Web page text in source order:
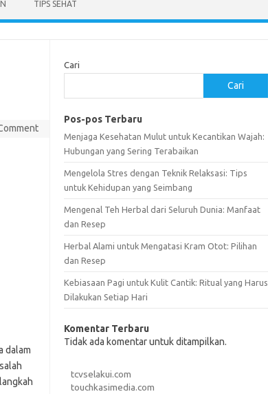
TIPS SEHAT
dalam
Cari
Cari
Pos-pos Terbaru
Menjaga Kesehatan Mulut untuk Kecantikan Wajah:
Hubungan yang Sering Terabaikan
Mengelola Stres dengan Teknik Relaksasi: Tips
untuk Kehidupan yang Seimbang
Mengenal Teh Herbal dari Seluruh Dunia: Manfaat
dan Resep
Herbal Alami untuk Mengatasi Kram Otot: Pilihan
dan Resep
Kebiasaan Pagi untuk Kulit Cantik: Ritual yang Harus
Dilakukan Setiap Hari
Komentar Terbaru
Tidak ada komentar untuk ditampilkan.
tcvselakui.com
touchkasimedia.com